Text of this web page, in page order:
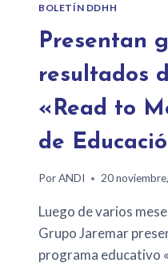
BOLETÍN DDHH
Presentan
resultados
«Read to
de
PorANDI 20
Luego de varios
Grupo Jaremar
programa educativo